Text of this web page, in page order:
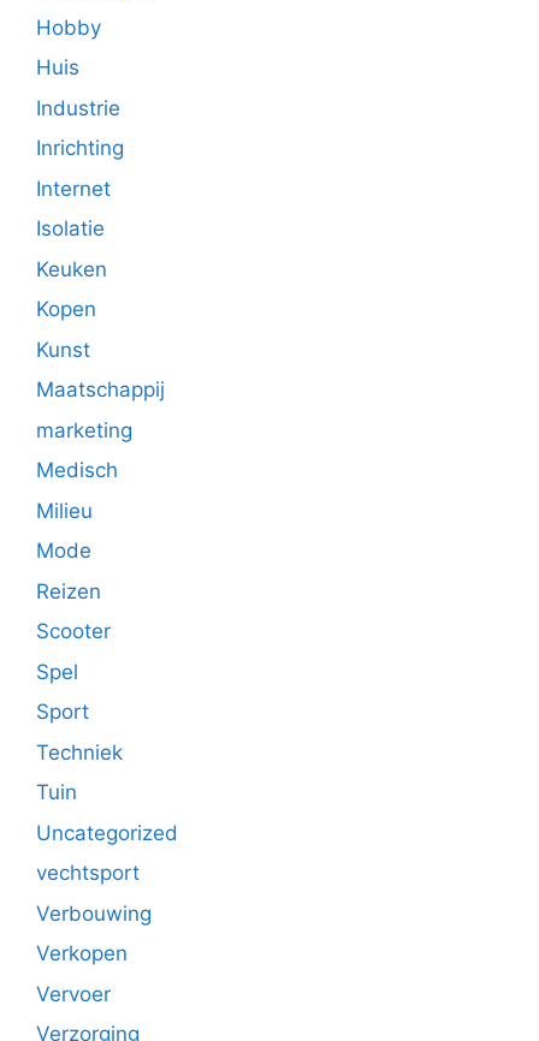
Hobby
Huis
Industrie
Inrichting
Internet
Isolatie
Keuken
Kopen
Kunst
Maatschappij
marketing
Medisch
Milieu
Mode
Reizen
Scooter
Spel
Sport
Techniek
Tuin
Uncategorized
vechtsport
Verbouwing
Verkopen
Vervoer
Verzorging